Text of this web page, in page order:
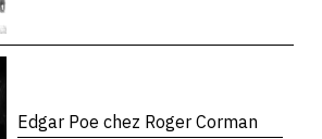
Edgar Poe chez Roger Corman